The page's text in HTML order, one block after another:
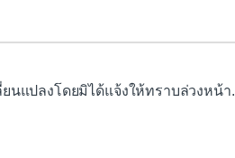
นแปลงโดยมิได้แจ้งให้ทราบล่วงหน้า.